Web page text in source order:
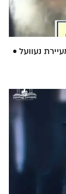
נעוועל •